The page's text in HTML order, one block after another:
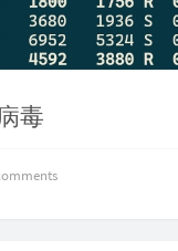
毒